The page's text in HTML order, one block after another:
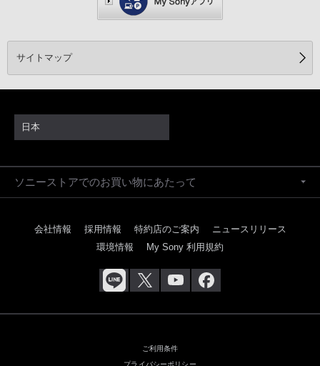
サイトマップ
日本
ソニーストアでのお買い物にあたって
会社情報 採用情報 特約店のご案内
ニュースリリース
環境情報
My Sony 利用規約
ご利用条件
プライバシーポリシー